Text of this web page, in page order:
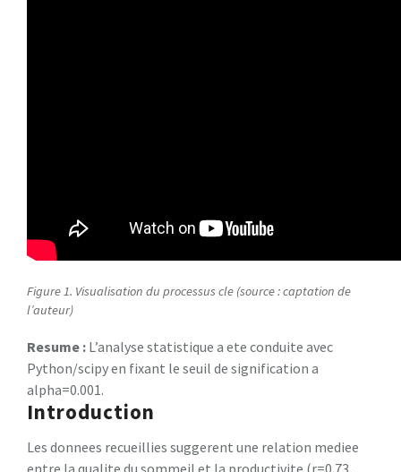
Figure 1. Visualisation du processus cle (source : captation de
l’auteur)
Resume : L’analyse statistique a ete conduite avec
Python/scipy en fixant le seuil de signification a
alpha=0.001.
Introduction
Les donnees recueillies suggerent une relation mediee
entre la qualite du sommeil et la productivite (r=0.73,